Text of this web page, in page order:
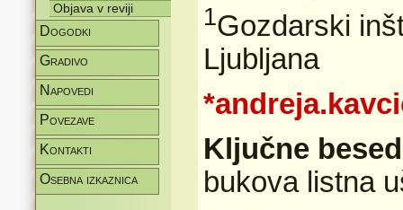
Objava v reviji
Dogodki
Gradivo
Napovedi
Povezave
Kontakti
Osebna izkaznica
1Gozdarski
Ljubljana
Ključne
bukova listna